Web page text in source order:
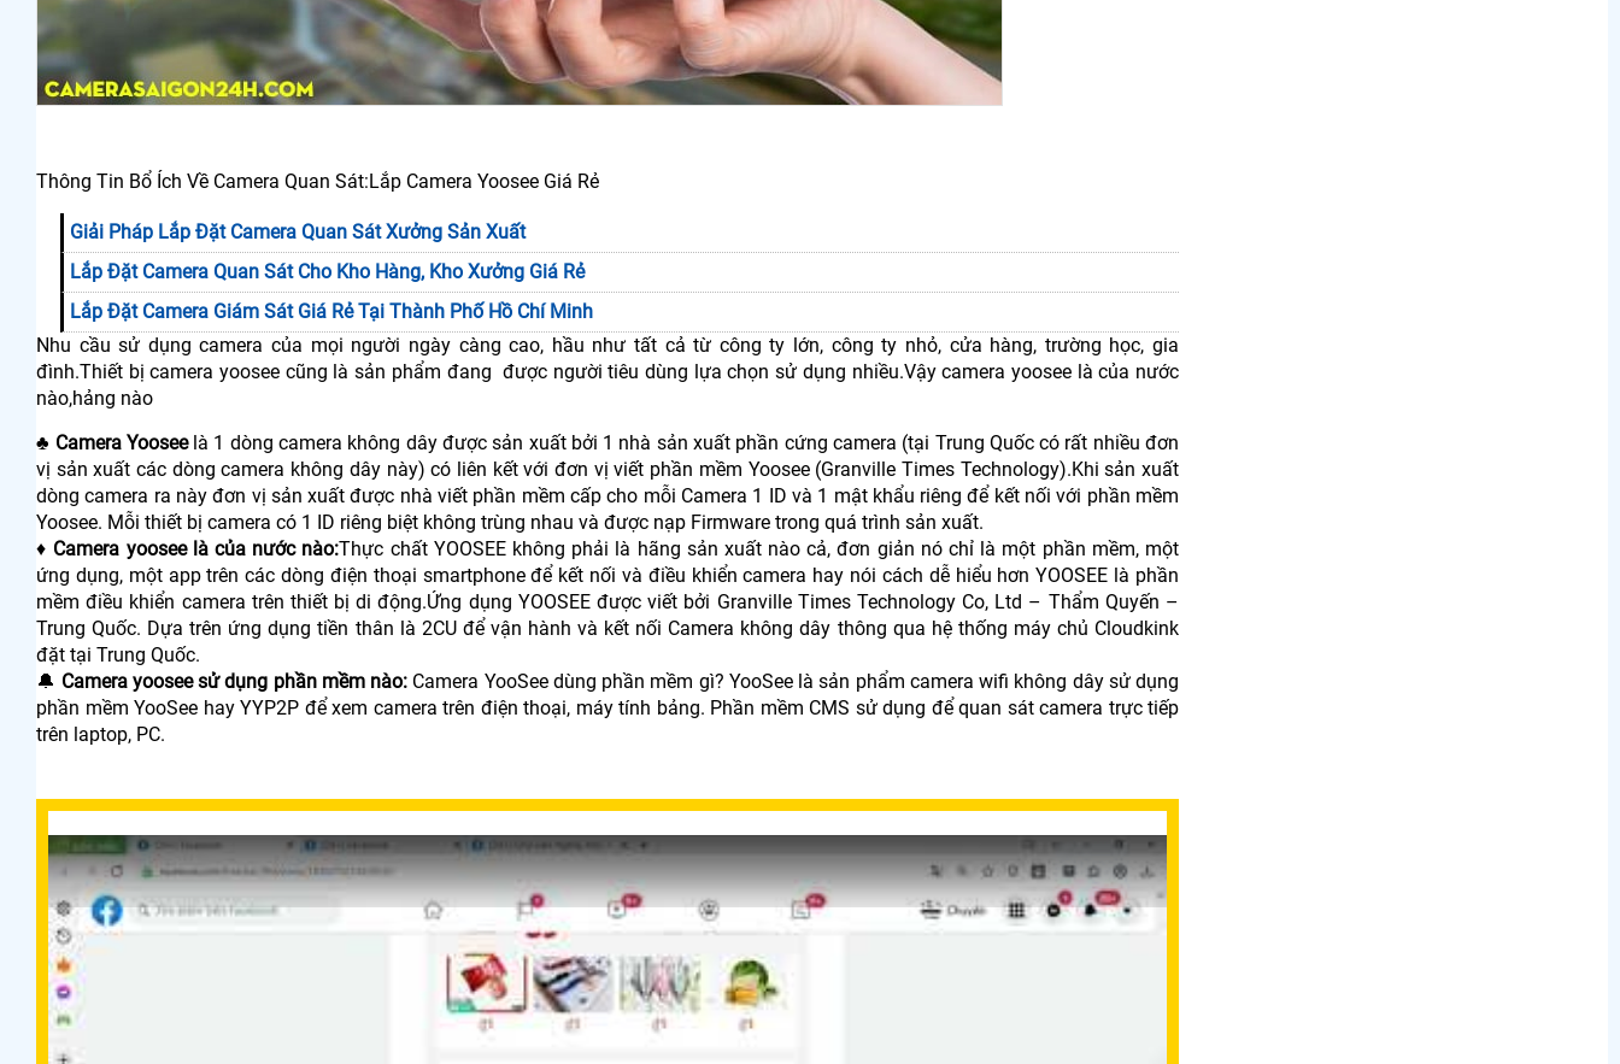
Thông Tin Bổ Ích Về Camera Quan Sát:Lắp Camera Yoosee Giá Rẻ
Giải Pháp Lắp Đặt Camera Quan Sát Xưởng Sản Xuất
Lắp Đặt Camera Quan Sát Cho Kho Hàng, Kho Xưởng Giá Rẻ
Lắp Đặt Camera Giám Sát Giá Rẻ Tại Thành Phố Hồ Chí Minh
Nhu cầu sử dụng camera của mọi người ngày càng cao, hầu như tất cả từ công ty lớn, công ty nhỏ, cửa hàng, trường học, gia
đình.Thiết bị camera yoosee cũng là sản phẩm đang được người tiêu dùng lựa chọn sử dụng nhiều.Vậy camera yoosee là của nước
nào,hảng nào
♣️ Camera Yooseelà 1 dòng camera không dây được sản xuất bởi 1 nhà sản xuất phần cứng camera (tại Trung Quốc có rất nhiều đơn
vị sản xuất các dòng camera không dây này) có liên kết với đơn vị viết phần mềm Yoosee (Granville Times Technology).Khi sản xuất
dòng camera ra này đơn vị sản xuất được nhà viết phần mềm cấp cho mỗi Camera 1 ID và 1 mật khẩu riêng để kết nối với phần mềm
Yoosee. Mỗi thiết bị camera có 1 ID riêng biệt không trùng nhau và được nạp Firmware trong quá trình sản xuất.
♦️ Camera yoosee là của nước nào:Thực chất YOOSEE không phải là hãng sản xuất nào cả, đơn giản nó chỉ là một phần mềm, một
ứng dụng, một app trên các dòng điện thoại smartphone để kết nối và điều khiển camera hay nói cách dễ hiểu hơn YOOSEE là phần
mềm điều khiển camera trên thiết bị di động.Ứng dụng YOOSEE được viết bởi Granville Times Technology Co, Ltd – Thẩm Quyến –
Trung Quốc. Dựa trên ứng dụng tiền thân là 2CU để vận hành và kết nối Camera không dây thông qua hệ thống máy chủ Cloudkink
đặt tại Trung Quốc.
🔔 Camera yoosee sử dụng phần mềm nào: Camera YooSee dùng phần mềm gì? YooSee là sản phẩm camera wifi không dây sử dụng
phần mềm YooSee hay YYP2P để xem camera trên điện thoại, máy tính bảng. Phần mềm CMS sử dụng để quan sát camera trực tiếp
trên laptop, PC.